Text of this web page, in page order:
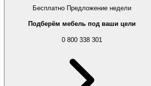
Бесплатно Предложение недели
Подберём мебель под ваши цели
0 800 338 301